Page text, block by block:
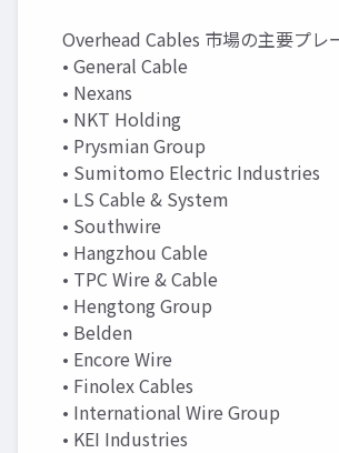
Overhead Cables 市場の主要プレ
• General Cable
• Nexans
• NKT Holding
• Prysmian Group
• Sumitomo Electric Industries
• LS Cable & System
• Southwire
• Hangzhou Cable
• TPC Wire & Cable
• Hengtong Group
• Belden
• Encore Wire
• Finolex Cables
• International Wire Group
• KEI Industries